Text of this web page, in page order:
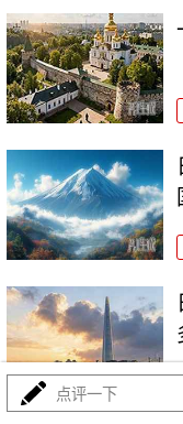
点评一下